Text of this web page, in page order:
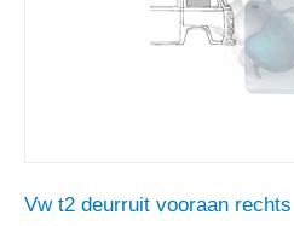
Vw t2 deurruit vooraan rechts